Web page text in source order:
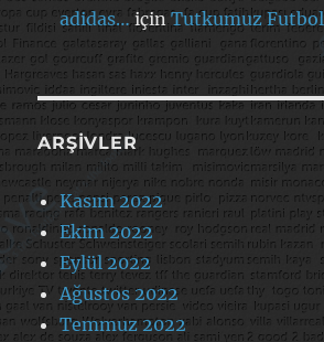
adidas…içinTutkumuz Futbol
ARŞIVLER
Kasım 2022
Ekim 2022
Eylül 2022
Ağustos 2022
Temmuz 2022